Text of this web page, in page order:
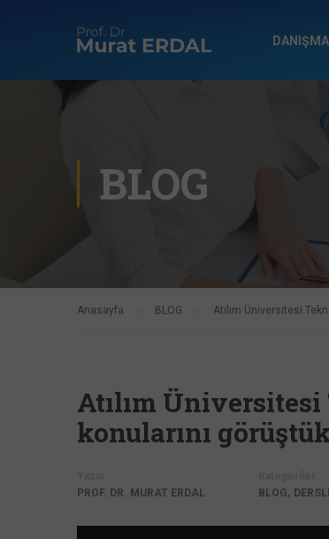
BLOG
Anasayfa BLOG Atılım Üniversitesi
Atılım
konularını
PROF. DR. MURAT ERDAL
BLOG,